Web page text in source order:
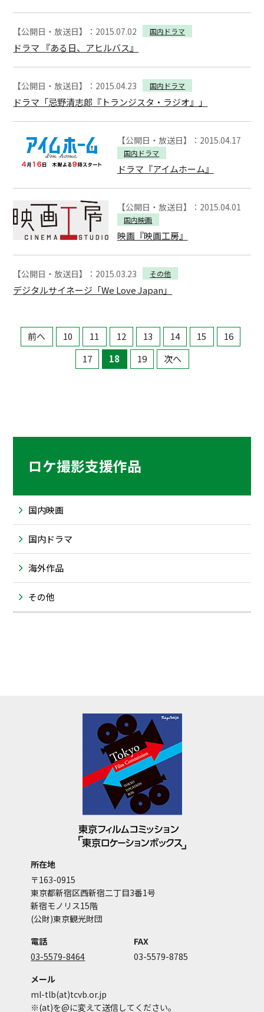
【公開日・放送日】：2015.07.02 国内ドラマ
ドラマ 『ある日、アヒルバス』
【公開日・放送日】：2015.04.23 国内ドラマ
ドラマ「忌野清志郎『トランジスタ・ラジオ』」
【公開日・放送日】：2015.04.17
国内ドラマ
ドラマ『アイムホーム』
【公開日・放送日】：2015.04.01
国内映画
映画『映画工房』
【公開日・放送日】：2015.03.23 その他
デジタルサイネージ「We Love Japan」
前へ 10 11 12 13 14 15
16
17
18 19 次へ
ロケ撮影支援作品
国内映画
国内ドラマ
海外作品
その他
所在地
〒163-0915
東京都新宿区西新宿二丁目3番1号
新宿モノリス15階
(公財)東京観光財団
電話
03-5579-8464
FAX
03-5579-8785
メール
ml-tlb(at)tcvb.or.jp
※(at)を@に変えて送信してください。